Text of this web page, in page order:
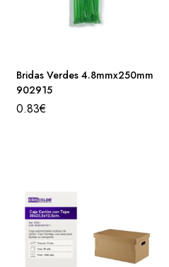
Bridas Verdes 4.8mmx250mm
902915
0.83€